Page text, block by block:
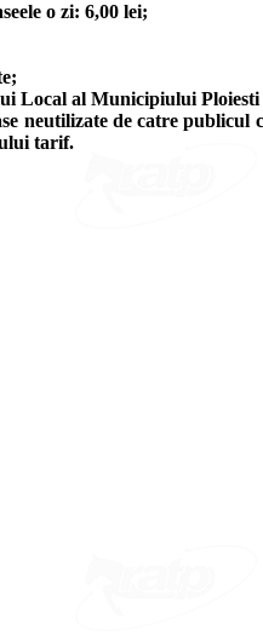
o zi: 6,00 lei;
Local al Municipiului Ploiesti
neutilizate de catre
tarif.